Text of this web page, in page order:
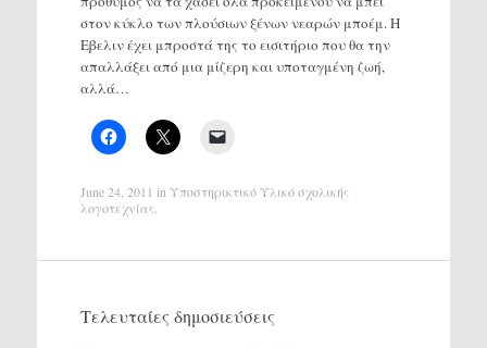
στον κύκλο των πλούσιων ξένων νεαρών μποέμ. Η
Εβελιν έχει μπροστά της το εισιτήριο που θα την
απαλλάξει από μια μίζερη και υποταγμένη ζωή,
αλλά…
June 24, 2011 in Υποστηρικτικό Υλικό σχολικής
λογοτεχνίας.
Τελευταίες δημοσιεύσεις